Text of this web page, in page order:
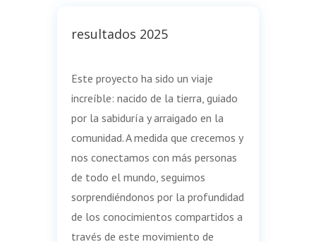
resultados 2025
Este proyecto ha sido un viaje
increíble: nacido de la tierra, guiado
por la sabiduría y arraigado en la
comunidad. A medida que crecemos y
nos conectamos con más personas
de todo el mundo, seguimos
sorprendiéndonos por la profundidad
de los conocimientos compartidos a
través de este movimiento de